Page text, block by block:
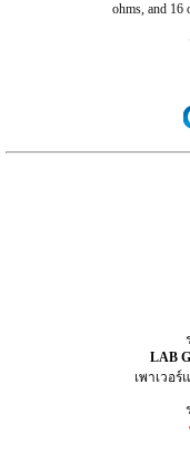
ohms, and
LAB
เพาเวอร์